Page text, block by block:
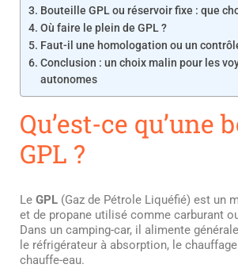
Bouteille GPL ou réservoir fixe : que
Où faire le plein de GPL ?
Faut-il une homologation ou un
Conclusion : un choix malin pour les
autonomes
Qu’est-ce qu’une
GPL ?
Le GPL (Gaz de Pétrole Liquéfié) est un
et de propane utilisé comme carburant
Dans un camping-car, il alimente
le réfrigérateur à absorption, le
chauffe-eau.